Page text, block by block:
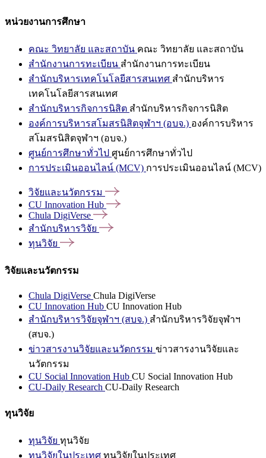
หน่วยงานการศึกษา
คณะ วิทยาลัย และสถาบัน คณะ วิทยาลัย และสถาบัน
สำนักงานการทะเบียน สำนักงานการทะเบียน
สำนักบริหารเทคโนโลยีสารสนเทศ สำนักบริหาร
เทคโนโลยีสารสนเทศ
สำนักบริหารกิจการนิสิต สำนักบริหารกิจการนิสิต
องค์การบริหารสโมสรนิสิตจุฬาฯ (อบจ.) องค์การบริหาร
สโมสรนิสิตจุฬาฯ (อบจ.)
ศูนย์การศึกษาทั่วไป ศูนย์การศึกษาทั่วไป
การประเมินออนไลน์ (MCV) การประเมินออนไลน์ (MCV)
วิจัยและนวัตกรรม
CU Innovation Hub
Chula DigiVerse
สำนักบริหารวิจัย
ทุนวิจัย
วิจัยและนวัตกรรม
Chula DigiVerse Chula DigiVerse
CU Innovation Hub CU Innovation Hub
สำนักบริหารวิจัยจุฬาฯ (สบจ.) สำนักบริหารวิจัยจุฬาฯ
(สบจ.)
ข่าวสารงานวิจัยและนวัตกรรม ข่าวสารงานวิจัยและ
นวัตกรรม
CU Social Innovation Hub CU Social Innovation Hub
CU-Daily Research CU-Daily Research
ทุนวิจัย
ทุนวิจัย ทุนวิจัย
ทุนวิจัยในประเทศ ทุนวิจัยในประเทศ